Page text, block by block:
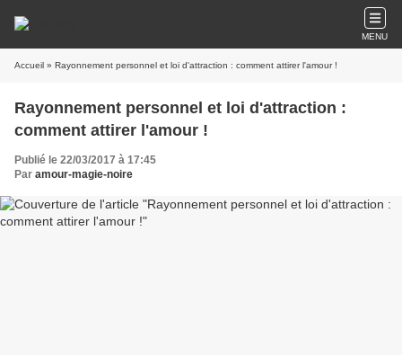
MENU
Accueil » Rayonnement personnel et loi d'attraction : comment attirer l'amour !
Rayonnement personnel et loi d'attraction :
comment attirer l'amour !
Publié le 22/03/2017 à 17:45
Par amour-magie-noire